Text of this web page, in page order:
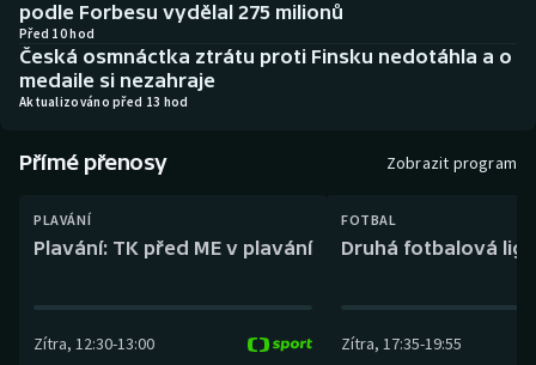
Biatlon
Boby a skeleton
Box
Curling
Aplikace ČT sport
AZ kvíz
podle Forbesu vydělal 275 milionů
Před 10 hod
Česká osmnáctka ztrátu proti Finsku nedotáhla a o
medaile si nezahraje
Aktualizováno před 13 hod
Přímé přenosy Zobrazit program
PLAVÁNÍ
Plavání: TK před ME v plavání
Zítra, 12:30-13:00
FOTBAL
Druhá fotbalová
Zítra, 17:35-19:55